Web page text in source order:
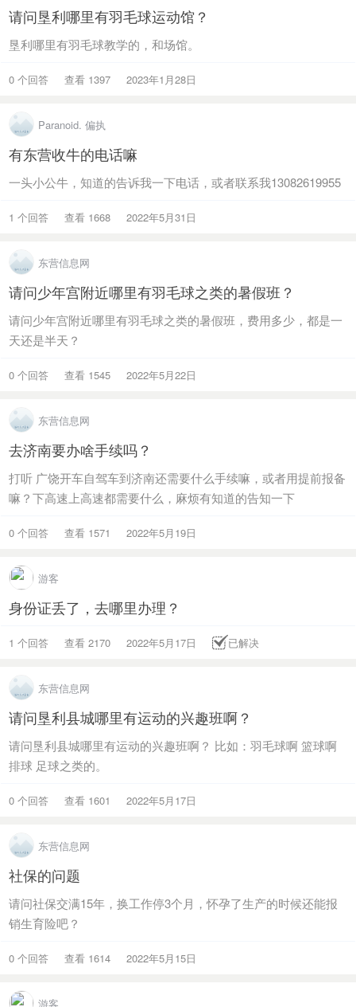
请问垦利哪里有羽毛球运动馆？
垦利哪里有羽毛球教学的，和场馆。
0 个回答 查看 1397 2023年1月28日
Paranoid. 偏执
有东营收牛的电话嘛
一头小公牛，知道的告诉我一下电话，或者联系我13082619955
1 个回答 查看 1668 2022年5月31日
东营信息网
请问少年宫附近哪里有羽毛球之类的暑假班？
请问少年宫附近哪里有羽毛球之类的暑假班，费用多少，都是一
天还是半天？
0 个回答 查看 1545 2022年5月22日
东营信息网
去济南要办啥手续吗？
打听 广饶开车自驾车到济南还需要什么手续嘛，或者用提前报备
嘛？下高速上高速都需要什么，麻烦有知道的告知一下
0 个回答 查看 1571 2022年5月19日
游客
身份证丢了，去哪里办理？
1 个回答 查看 2170 2022年5月17日 已解决
东营信息网
请问垦利县城哪里有运动的兴趣班啊？
请问垦利县城哪里有运动的兴趣班啊？ 比如：羽毛球啊 篮球啊
排球 足球之类的。
0 个回答 查看 1601 2022年5月17日
东营信息网
社保的问题
请问社保交满15年，换工作停3个月，怀孕了生产的时候还能报
销生育险吧？
0 个回答 查看 1614 2022年5月15日
游客